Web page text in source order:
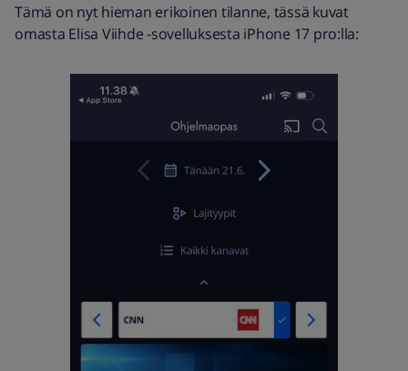
Tämä on nyt hieman erikoinen tilanne, tässä kuvat
omasta Elisa Viihde -sovelluksesta iPhone 17 pro:lla: